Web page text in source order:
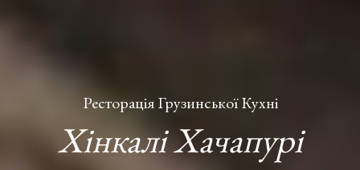
Ресторація Грузинської Кухні
Хінкалі Хачапурі